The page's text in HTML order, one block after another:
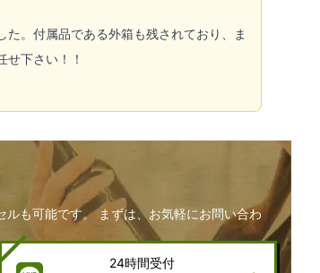
。付属品である外箱も残されており、ま
せ下さい！！
も可能です。 まずは、お気軽にお問い合わ
24時間受付